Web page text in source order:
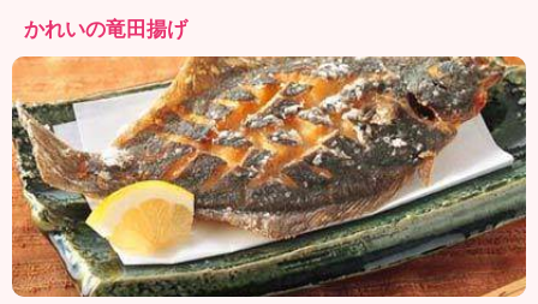
ョ
ナ
ル
「
み
ん
な
の
き
ょ
かれいの竜田揚げ